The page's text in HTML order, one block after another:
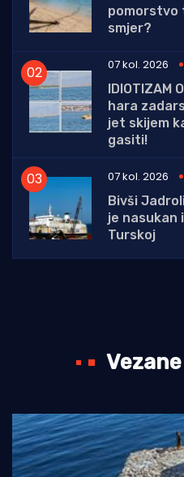
pomorstvo
smjer?
07 kol. 2026
IDIOTIZAM
hara
jet skijem
gasiti!
07 kol. 2026
Bivši
je nasukan
Turskoj